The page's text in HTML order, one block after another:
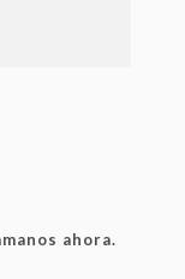
ahora.